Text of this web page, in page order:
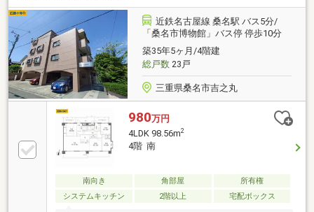
近鉄名古屋線 桑名駅 バス5分/
「桑名市博物館」バス停 停歩10分
築35年5ヶ月/4階建
総戸数23戸
三重県桑名市吉之丸
980万円
4LDK 98.56m2
4階 南
南向き 角部屋
所有権
システムキッチン
2階以上 宅配ボックス